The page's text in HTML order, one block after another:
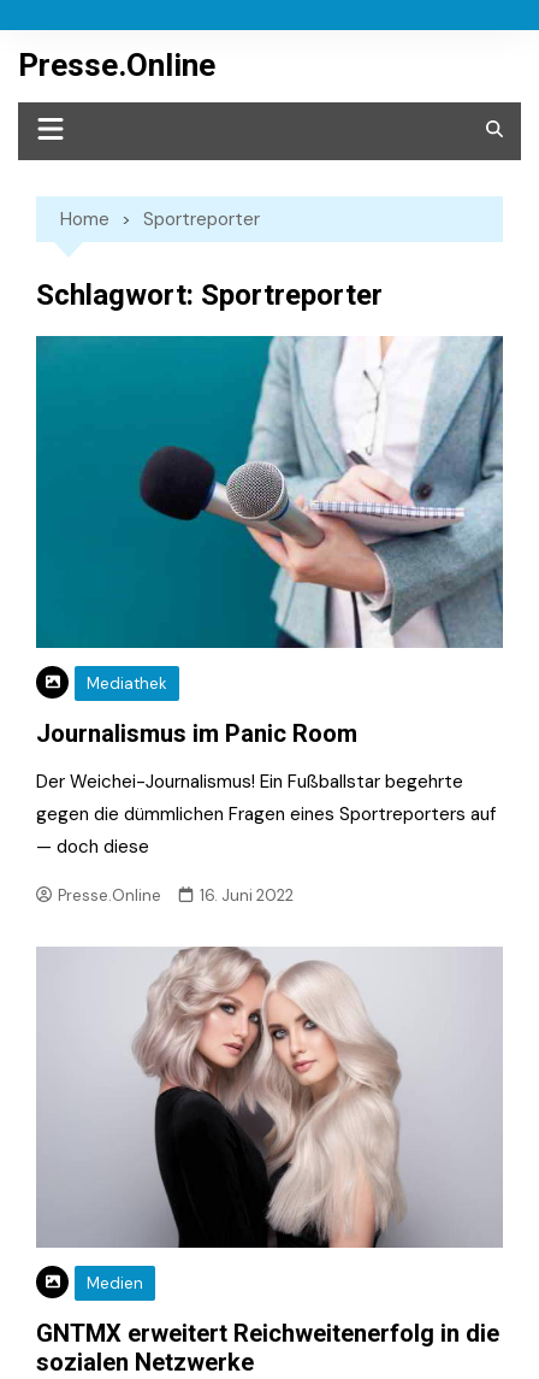
content
Presse.Online
Home Sportreporter
Schlagwort: Sportreporter
Mediathek
Journalismus im Panic Room
Der Weichei-Journalismus! Ein Fußballstar begehrte
gegen die dümmlichen Fragen eines Sportreporters auf
— doch diese
Presse.Online 16. Juni 2022
Medien
GNTMX erweitert Reichweitenerfolg in die
sozialen Netzwerke